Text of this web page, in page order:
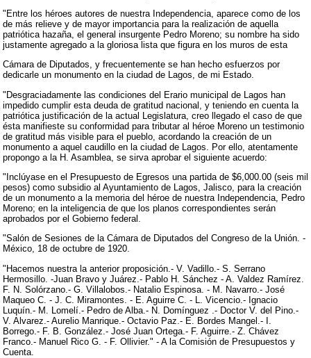
"Entre los héroes autores de nuestra Independencia, aparece como de los
de más relieve y de mayor importancia para la realización de aquella
patriótica hazaña, el general insurgente Pedro Moreno; su nombre ha sido
justamente agregado a la gloriosa lista que figura en los muros de esta
Cámara de Diputados, y frecuentemente se han hecho esfuerzos por
dedicarle un monumento en la ciudad de Lagos, de mi Estado.
"Desgraciadamente las condiciones del Erario municipal de Lagos han
impedido cumplir esta deuda de gratitud nacional, y teniendo en cuenta la
patriótica justificación de la actual Legislatura, creo llegado el caso de que
ésta manifieste su conformidad para tributar al héroe Moreno un testimonio
de gratitud más visible para el pueblo, acordando la creación de un
monumento a aquel caudillo en la ciudad de Lagos. Por ello, atentamente
propongo a la H. Asamblea, se sirva aprobar el siguiente acuerdo:
"Inclúyase en el Presupuesto de Egresos una partida de $6,000.00 (seis mil
pesos) como subsidio al Ayuntamiento de Lagos, Jalisco, para la creación
de un monumento a la memoria del héroe de nuestra Independencia, Pedro
Moreno; en la inteligencia de que los planos correspondientes serán
aprobados por el Gobierno federal.
"Salón de Sesiones de la Cámara de Diputados del Congreso de la Unión. -
México, 18 de octubre de 1920.
"Hacemos nuestra la anterior proposición.- V. Vadillo.- S. Serrano
Hermosillo. -Juan Bravo y Juárez.- Pablo H. Sánchez - A. Valdez Ramírez.
F. N. Solórzano.- G. Villalobos.- Natalio Espinosa. - M. Navarro.- José
Maqueo C. - J. C. Miramontes. - E. Aguirre C. - L. Vicencio.- Ignacio
Luquín.- M. Lomelí.- Pedro de Alba.- N. Domínguez .- Doctor V. del Pino.-
V. Alvarez.- Aurelio Manrique.- Octavio Paz.- E. Bordes Mangel.- I.
Borrego.- F. B. González.- José Juan Ortega.- F. Aguirre.- Z. Chávez
Franco.- Manuel Rico G. - F. Ollivier." - A la Comisión de Presupuestos y
Cuenta.